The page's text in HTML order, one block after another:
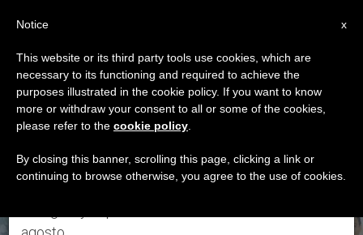
ETIQUETA
Posts Tagged ‘Walter
William Rozario’
ÚLTIMAS NOTICIAS
×
Aviso importante
Del 27 de julio al 7 de agosto haremos la pausa
anual, aprovechando que en el periodo de verano
se generan menos informaciones y también el
x
Notice
This website or its third party tools use cookies, which are
necessary to its functioning and required to achieve the
purposes illustrated in the cookie policy. If you want to know
more or withdraw your consent to all or some of the cookies,
please refer to the cookie policy
By closing this banner, scrolling this page, clicking a link or
continuing to browse otherwise, you agree to the use of cookies.